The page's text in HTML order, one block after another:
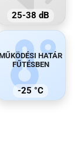
25-38 dB
HATÁR
FŰTÉSBEN
-25 °C